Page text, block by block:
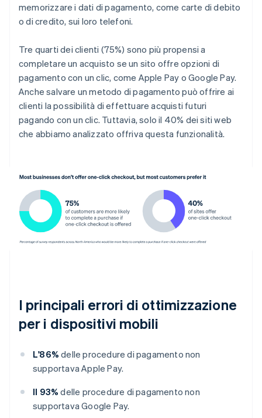
memorizzare i dati di pagamento, come carte di debito
o di credito, sui loro telefoni.
Tre quarti dei clienti (75%) sono più propensi a
completare un acquisto se un sito offre opzioni di
pagamento con un clic, come Apple Pay o Google Pay.
Anche salvare un metodo di pagamento può offrire ai
clienti la possibilità di effettuare acquisti futuri
pagando con un clic. Tuttavia, solo il 40% dei siti web
che abbiamo analizzato offriva questa funzionalità.
I principali errori di ottimizzazione
per i dispositivi mobili
L'86% delle procedure di pagamento non
supportava Apple Pay.
Il 93% delle procedure di pagamento non
supportava Google Pay.